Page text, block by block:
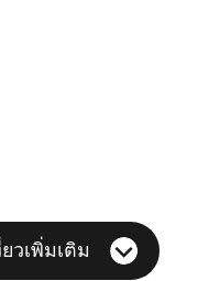
วเพิ่มเติม